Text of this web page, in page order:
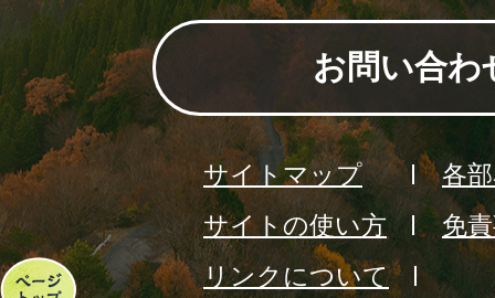
ペ
お問い合わ
サイトマップ
各
サイトの使い方
免
リンクについて